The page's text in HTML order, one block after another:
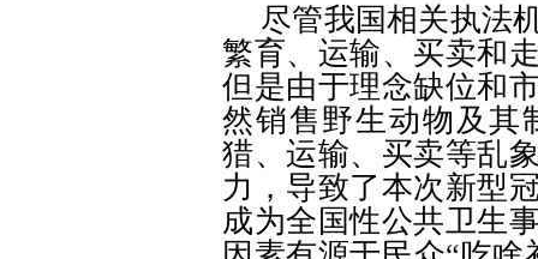
尽管我国相关执法
繁育、运输、买卖和
但是由于理念缺位和
然销售野生动物及其
猎、运输、买卖等乱
力，导致了本次新型
成为全国性公共卫生